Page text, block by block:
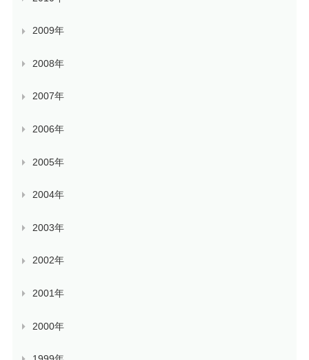
2009年
2008年
2007年
2006年
2005年
2004年
2003年
2002年
2001年
2000年